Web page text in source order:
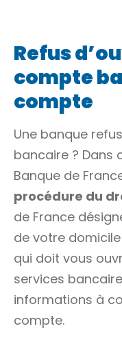
Refus
compte
compte
Une banque
bancaire ? Dans
Banque de
procédure du
de France
de votre
qui doit vous
services
informations à
compte.